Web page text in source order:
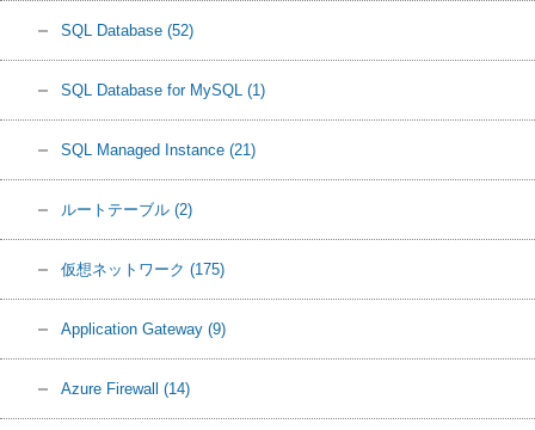
SQL Database (52)
SQL Database for MySQL (1)
SQL Managed Instance (21)
ルートテーブル (2)
仮想ネットワーク (175)
Application Gateway (9)
Azure Firewall (14)